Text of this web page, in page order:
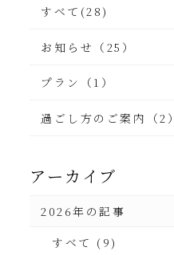
すべて(28)
お知らせ（25）
プラン（1）
過ごし方のご案内（2）
アーカイブ
2026年の記事
すべて (9)